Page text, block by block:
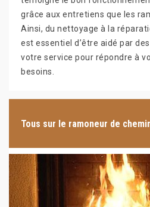
grâce aux entretiens que les
Ainsi, du nettoyage à la
est essentiel d’être aidé par
votre service pour répondre à
besoins.
Tous sur le ramoneur de